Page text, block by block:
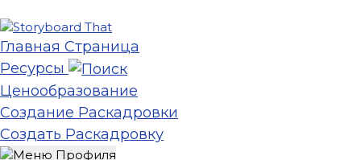
Главная Страница
Ресурсы
Ценообразование
Создание Раскадровки
Создать Раскадровку